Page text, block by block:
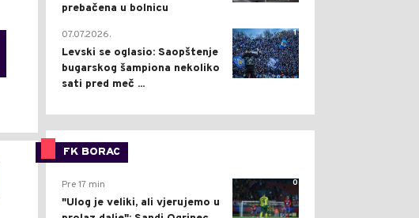
prebačena u bolnicu
1
07.07.2026.
Levski se oglasio: Saopštenje
bugarskog šampiona nekoliko
sati pred meč ...
FK BORAC
0
Pre 17 min
"Ulog je veliki, ali vjerujemo u